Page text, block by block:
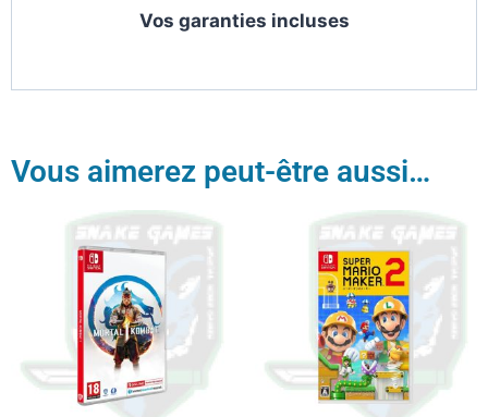
Vos garanties incluses
Vous aimerez peut-être aussi…